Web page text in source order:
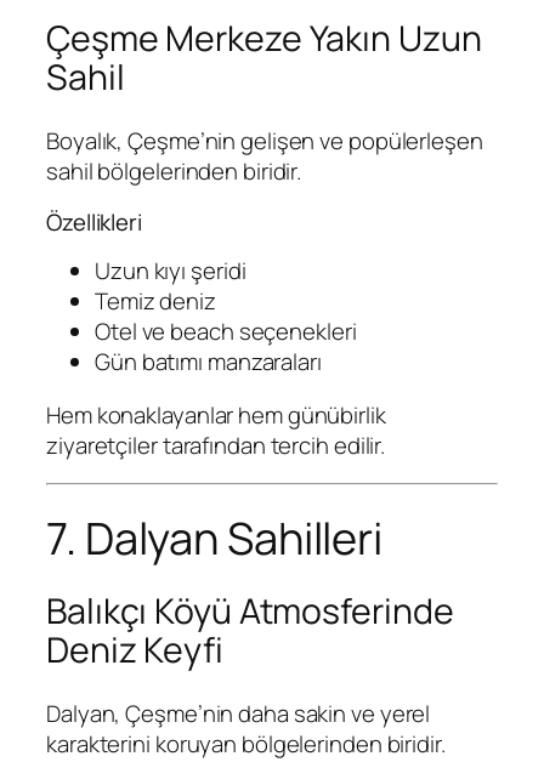
Çeşme Merkeze Yakın Uzun
Sahil
Boyalık, Çeşme’nin gelişen ve popülerleşen
sahil bölgelerinden biridir.
Özellikleri
Uzun kıyı şeridi
Temiz deniz
Otel ve beach seçenekleri
Gün batımı manzaraları
Hem konaklayanlar hem günübirlik
ziyaretçiler tarafından tercih edilir.
7. Dalyan Sahilleri
Balıkçı Köyü Atmosferinde
Deniz Keyfi
Dalyan, Çeşme’nin daha sakin ve yerel
karakterini koruyan bölgelerinden biridir.